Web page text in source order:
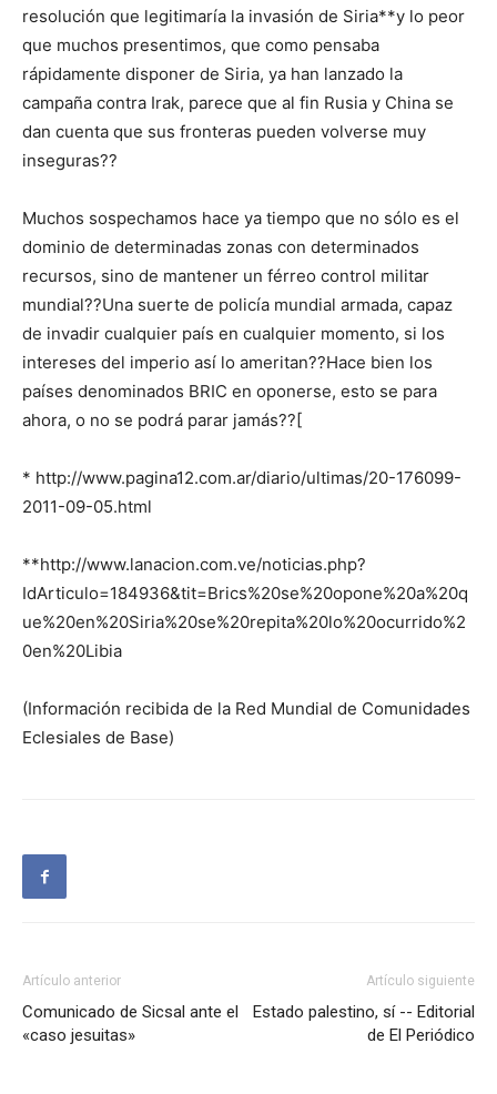
resolución que legitimaría la invasión de Siria**y lo peor
que muchos presentimos, que como pensaba
rápidamente disponer de Siria, ya han lanzado la
campaña contra Irak, parece que al fin Rusia y China se
dan cuenta que sus fronteras pueden volverse muy
inseguras??
Muchos sospechamos hace ya tiempo que no sólo es el
dominio de determinadas zonas con determinados
recursos, sino de mantener un férreo control militar
mundial??Una suerte de policía mundial armada, capaz
de invadir cualquier país en cualquier momento, si los
intereses del imperio así lo ameritan??Hace bien los
países denominados BRIC en oponerse, esto se para
ahora, o no se podrá parar jamás??[
* http://www.pagina12.com.ar/diario/ultimas/20-176099-
2011-09-05.html
**http://www.lanacion.com.ve/noticias.php?
IdArticulo=184936&tit=Brics%20se%20opone%20a%20q
ue%20en%20Siria%20se%20repita%20lo%20ocurrido%2
0en%20Libia
(Información recibida de la Red Mundial de Comunidades
Eclesiales de Base)
Artículo anterior
Comunicado de Sicsal ante el
«caso jesuitas»
Artículo siguiente
Estado palestino, sí -- Editorial
de El Periódico